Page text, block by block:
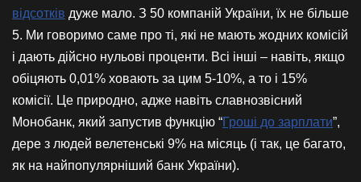
відсотків дуже мало. З 50 компаній України, їх не більше
5. Ми говоримо саме про ті, які не мають жодних комісій
і дають дійсно нульові проценти. Всі інші – навіть, якщо
обіцяють 0,01% ховають за цим 5-10%, а то і 15%
комісії. Це природно, адже навіть славнозвісний
Монобанк, який запустив функцію “Гроші до зарплати”,
дере з людей велетенські 9% на місяць (і так, це багато,
як на найпопулярніший банк України).